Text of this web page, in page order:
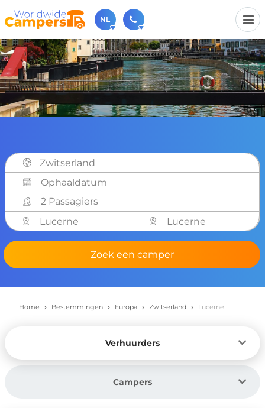
NL
030-6974964
Bel ons gerust (beschikbaar ma t/m vr van 9u tot 17u).
sales@worldwidecampers.com
Je kunt ons natuurlijk ook altijd een mailtje sturen.
Zwitserland
2 Passagiers
Lucerne
Lucerne
Zoek een camper
Home Bestemmingen Europa Zwitserland Lucerne
Verhuurders
Campers